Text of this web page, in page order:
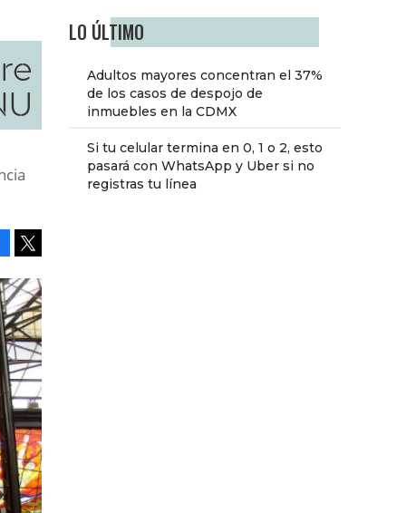
LO ÚLTIMO
Adultos mayores concentran el 37%
de los casos de despojo de
inmuebles en la CDMX
Si tu celular termina en 0, 1 o 2, esto
pasará con WhatsApp y Uber si no
registras tu línea